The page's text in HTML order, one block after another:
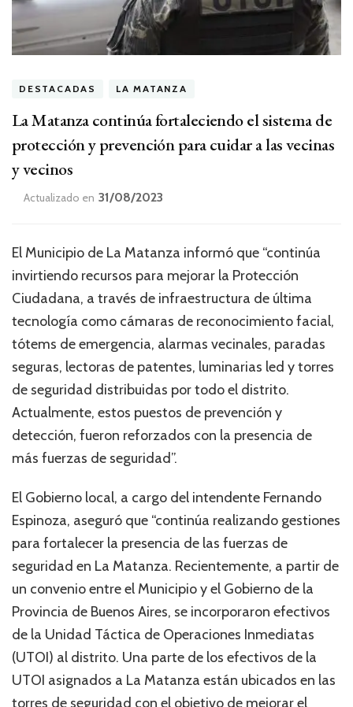
DESTACADAS LA MATANZA
La Matanza continúa fortaleciendo el sistema de
protección y prevención para cuidar a las vecinas
y vecinos
Actualizado en 31/08/2023
El Municipio de La Matanza informó que “continúa
invirtiendo recursos para mejorar la Protección
Ciudadana, a través de infraestructura de última
tecnología como cámaras de reconocimiento facial,
tótems de emergencia, alarmas vecinales, paradas
seguras, lectoras de patentes, luminarias led y torres
de seguridad distribuidas por todo el distrito.
Actualmente, estos puestos de prevención y
detección, fueron reforzados con la presencia de
más fuerzas de seguridad”.
El Gobierno local, a cargo del intendente Fernando
Espinoza, aseguró que “continúa realizando gestiones
para fortalecer la presencia de las fuerzas de
seguridad en La Matanza. Recientemente, a partir de
un convenio entre el Municipio y el Gobierno de la
Provincia de Buenos Aires, se incorporaron efectivos
de la Unidad Táctica de Operaciones Inmediatas
(UTOI) al distrito. Una parte de los efectivos de la
UTOI asignados a La Matanza están ubicados en las
torres de seguridad con el objetivo de mejorar el